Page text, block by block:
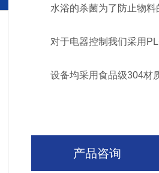
水浴的杀菌为了防止物料的
对于电器控制我们采用PLC
设备均采用食品级304材质
产品咨询